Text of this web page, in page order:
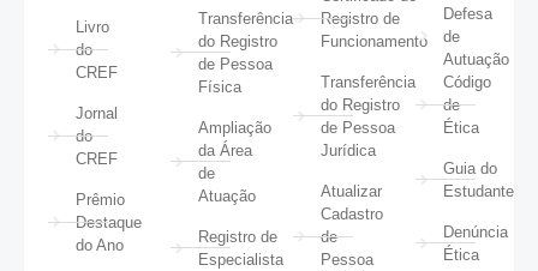
Livro
do
CREF
Jornal
do
CREF
Prêmio
Destaque
do Ano
Transferência
do Registro
de Pessoa
Física
Ampliação
da Área
de
Atuação
Registro de
Especialista
Registro de
Funcionamento
Transferência
do Registro
de Pessoa
Jurídica
Atualizar
Cadastro
de
Pessoa
Defesa
de
Autuação
Código
de
Ética
Guia do
Estudante
Denúncia
Ética